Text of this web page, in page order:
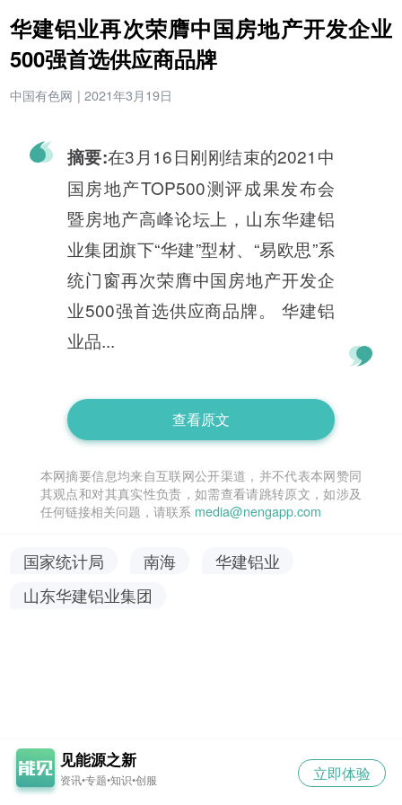
华建铝业再次荣膺中国房地产开发企业
500强首选供应商品牌
中国有色网 | 2021年3月19日
摘要:在3月16日刚刚结束的2021中
国房地产TOP500测评成果发布会
暨房地产高峰论坛上，山东华建铝
业集团旗下“华建”型材、“易欧思”系
统门窗再次荣膺中国房地产开发企
业500强首选供应商品牌。 华建铝
业品...
查看原文
本网摘要信息均来自互联网公开渠道，并不代表本网赞同
其观点和对其真实性负责，如需查看请跳转原文，如涉及
任何链接相关问题，请联系 media@nengapp.com
国家统计局 南海
华建铝业
山东华建铝业集团
见能源之新
资讯•专题•知识•创服 立即体验